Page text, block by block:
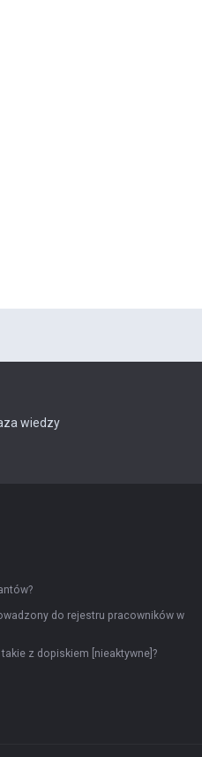
wiedzy
do rejestru pracowników w
z dopiskiem [nieaktywne]?